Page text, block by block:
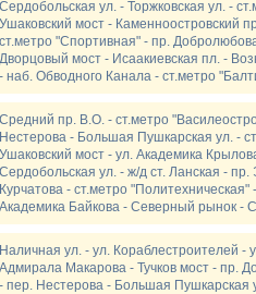
Сердобольская ул. - Торжковская ул. -
Ушаковский мост - Каменноостровский
ст.метро "Спортивная" - пр.
Дворцовый мост - Исаакиевская пл. -
- наб. Обводного Канала - ст.метро
Средний пр. В.О. - ст.метро
Нестерова - Большая Пушкарская ул. -
Ушаковский мост - ул. Академика
Сердобольская ул. - ж/д ст. Ланская - пр.
Курчатова - ст.метро
Академика Байкова - Северный рынок -
Наличная ул. - ул. Кораблестроителей
Адмирала Макарова - Тучков мост - пр.
- пер. Нестерова - Большая Пушкарская